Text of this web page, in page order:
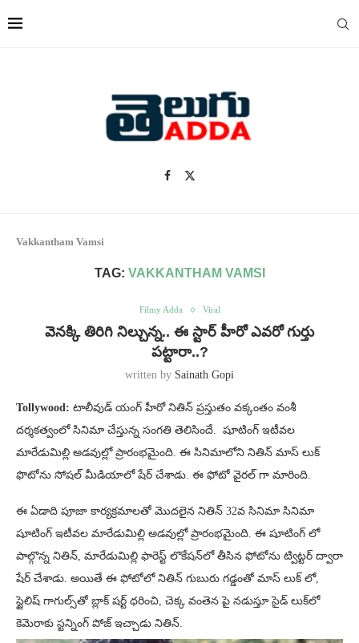
Vakkantham Vamsi
TAG: VAKKANTHAM VAMSI
Filmy Adda Viral
వెనక్కి తిరిగి నిల్చున్న.. ఈ స్టార్ హీరో ఎవరో గుర్తు
పట్టారా..?
written by Sainath Gopi
Tollywood: టాలీవుడ్ యంగ్ హీరో నితిన్ ప్రస్తుతం వక్కంతం వంశీ
దర్శకత్వంలో సినిమా చేస్తున్న సంగతి తెలిసిందే. షూటింగ్ ఇటీవల
మారేడుమిల్లి అడవుల్లో ప్రారంభమైంది. ఈ సినిమాలోని నితిన్ మాస్ లుక్
ఫొటోను సోష‌ల్ మీడియాలో షేర్ చేశాడు. ఈ ఫోటో వైరల్ గా మారింది.
ఈ ఏడాది పూజా కార్యక్రమాలతో మొదలైన నితిన్ 32వ సినిమా సినిమా
షూటింగ్ ఇటీవల మారేడుమిల్లి అడవుల్లో ప్రారంభమైంది. ఈ షూటింగ్ లో
పాల్గొన్న నితిన్, మారేడుమిల్లి ఫారెస్ట్ లొకేషన్‌లో తీసిన ఫోటోను ట్విట్టర్ ద్వారా
షేర్ చేశాడు. అయితే ఈ ఫోటోలో నితిన్ గుబురు గడ్డంతో మాస్ లుక్ లో,
స్టైలిష్ గాగుల్స్‌తో బ్లాక్ షర్ట్ ధరించి, చెక్క వంతెన పై నడుస్తూ సైడ్ లుక్‌లో
కెమెరాకు స్టన్నింగ్ పోజ్ ఇచ్చాడు నితిన్.